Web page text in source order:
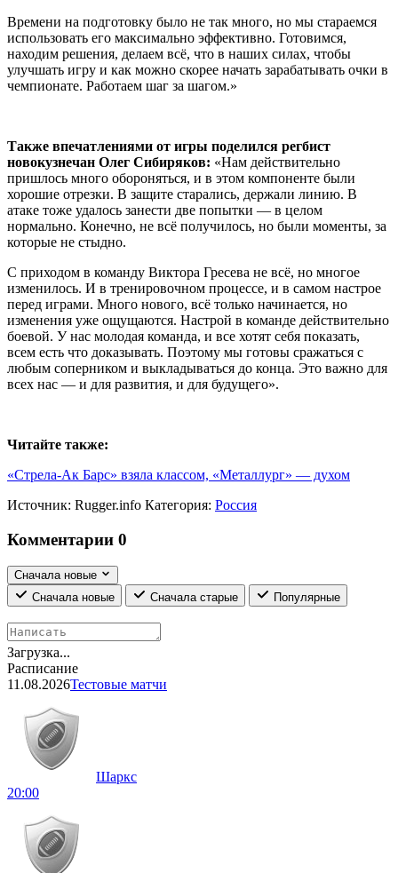
Времени на подготовку было не так много, но мы стараемся
использовать его максимально эффективно. Готовимся,
находим решения, делаем всё, что в наших силах, чтобы
улучшать игру и как можно скорее начать зарабатывать очки в
чемпионате. Работаем шаг за шагом.»
Также впечатлениями от игры поделился регбист
новокузнечан Олег Сибиряков: «Нам действительно
пришлось много обороняться, и в этом компоненте были
хорошие отрезки. В защите старались, держали линию. В
атаке тоже удалось занести две попытки — в целом
нормально. Конечно, не всё получилось, но были моменты, за
которые не стыдно.
С приходом в команду Виктора Гресева не всё, но многое
изменилось. И в тренировочном процессе, и в самом настрое
перед играми. Много нового, всё только начинается, но
изменения уже ощущаются. Настрой в команде действительно
боевой. У нас молодая команда, и все хотят себя показать,
всем есть что доказывать. Поэтому мы готовы сражаться с
любым соперником и выкладываться до конца. Это важно для
всех нас — и для развития, и для будущего».
Читайте также:
«Стрела-Ак Барс» взяла классом, «Металлург» — духом
Источник: Rugger.info Категория: Россия
Комментарии 0
Сначала новые
Сначала новые
Сначала старые Популярные
Загрузка...
Расписание
11.08.2026Тестовые матчи
Шаркс
20:00